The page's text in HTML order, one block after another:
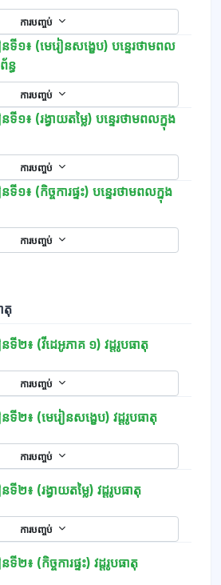
ការបញ្ចប់
ទី១៖ (មេរៀនសង្ខេប) បន្ទេរថាមពល
ន្ធទំព័រ
ការបញ្ចប់
ទី១៖ (រង្វាយតម្លៃ) បន្ទេរថាមពលក្នុង
កម្រងសំណួរ
ការបញ្ចប់
១៖ (កិច្ចការផ្ទះ) បន្ទេរថាមពលក្នុង
ការបញ្ចប់
តុ
ទី២៖ (វីដេអូភាគ ១) វដ្ដរូបធាតុ
ការបញ្ចប់
ទី២៖ (មេរៀនសង្ខេប) វដ្ដរូបធាតុទំព័រ
ការបញ្ចប់
២៖ (រង្វាយតម្លៃ) វដ្ដរូបធាតុកម្រងសំណួរ
ការបញ្ចប់
២៖ (កិច្ចការផ្ទះ) វដ្ដរូបធាតុ